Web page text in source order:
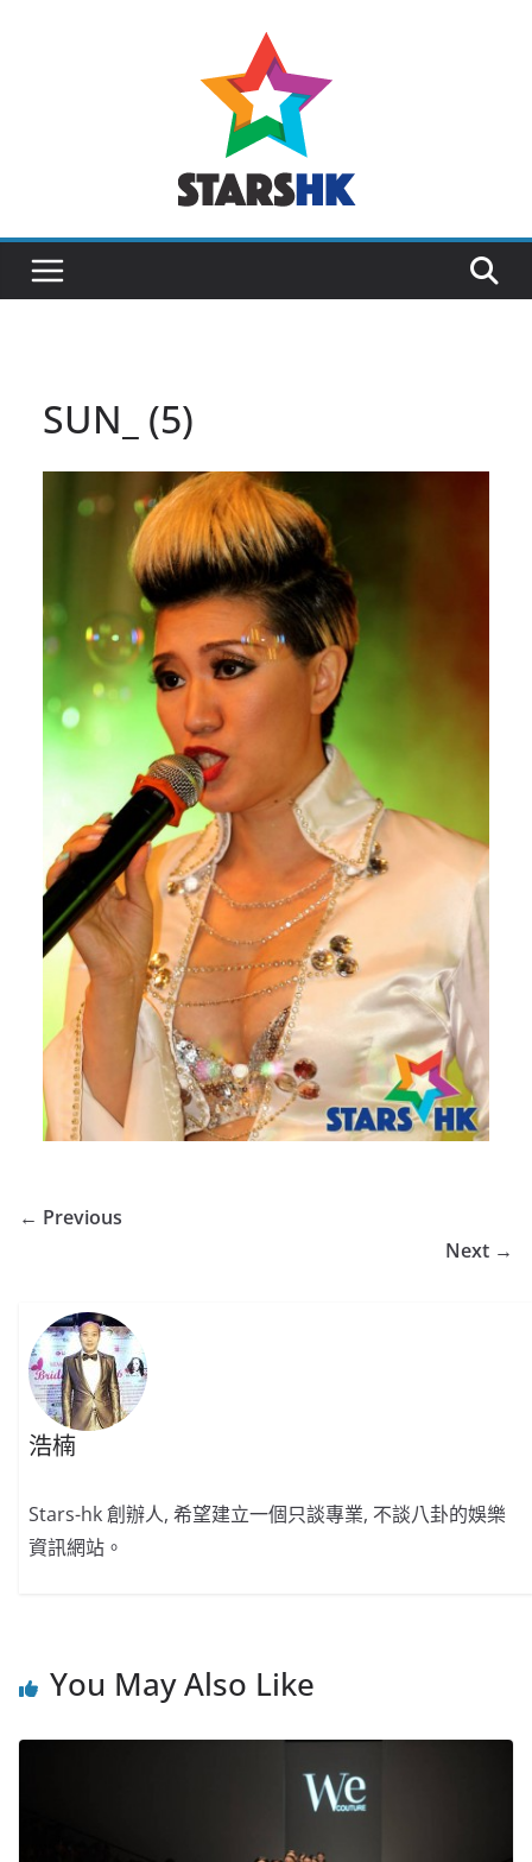
SUN_ (5)
← Previous
Next →
浩楠
Stars-hk 創辦人, 希望建立一個只談專業, 不談八卦的娛樂
資訊網站。
You May Also Like